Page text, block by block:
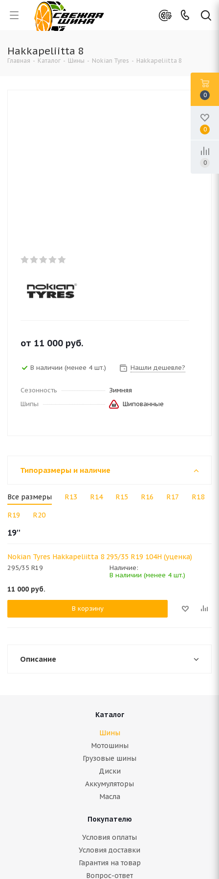
Hakkapeliitta 8
Главная - Каталог - Шины - Nokian Tyres - Hakkapeliitta 8
от 11 000 руб.
В наличии (менее 4 шт.) Нашли дешевле?
Сезонность
Зимняя
Шипы
Шипованные
Типоразмеры и наличие
Все размеры R13 R14 R15 R16 R17 R18
R19 R20
19''
Nokian Tyres Hakkapeliitta 8 295/35 R19 104H (уценка)
295/35 R19
Наличие:
В наличии (менее 4 шт.)
11 000 руб.
В корзину
Описание
Каталог
Шины
Мотошины
Грузовые шины
Диски
Аккумуляторы
Масла
Покупателю
Условия оплаты
Условия доставки
Гарантия на товар
Вопрос-ответ
0
0
0